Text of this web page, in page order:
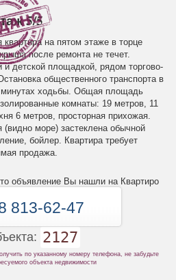
5/5
квартира на пятом этаже в торце
после ремонта не течет.
и детской площадкой, рядом торгово-
общественного транспорта в
минутах ходьбы. Общая площадь
комнаты: 19 метров, 11
6 метров, просторная прихожая.
море) застеклена обычной
бойлер. Квартира требует
продажа.
объявление Вы нашли на Квартиро
813-62-47
2127
по указанному номеру телефона, не забудьте
объекта недвижимости